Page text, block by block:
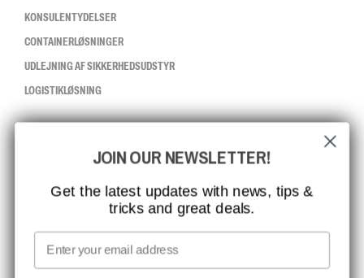
KONSULENTYDELSER
CONTAINERLØSNINGER
UDLEJNING AF SIKKERHEDSUDSTYR
LOGISTIKLØSNING
ISO-CERTIFICERING
GLOBAL RÆKKEVIDDE
MISSION, VISION OG VÆRDIER
KONTAKT
MEDIA
JOIN OUR NEWSLETTER!
Get the latest updates with news, tips &
tricks and great deals.
Email